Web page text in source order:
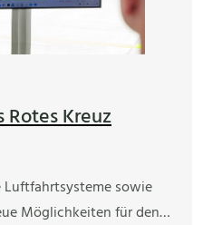
Rotes Kreuz
sowie
Möglichkeiten für den…